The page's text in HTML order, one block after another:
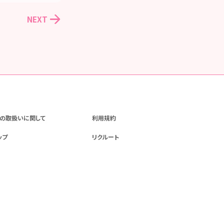
NEXT
取扱いに関して 利用規約
プ リクルート